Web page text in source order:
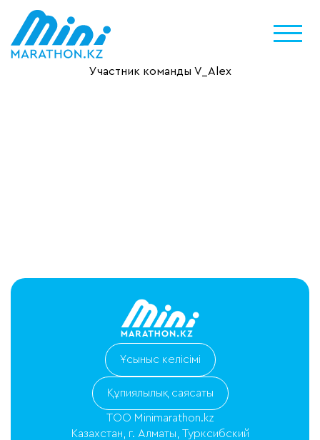
Участник команды V_Alex
Ұсыныс келісімі
Құпиялылық саясаты
ТОО Minimarathon.kz
Казахстан, г. Алматы, Турксибский